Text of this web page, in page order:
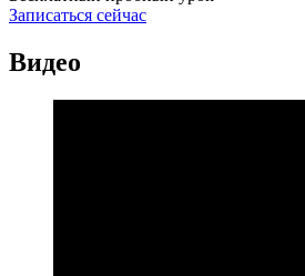
Записаться сейчас
Видео